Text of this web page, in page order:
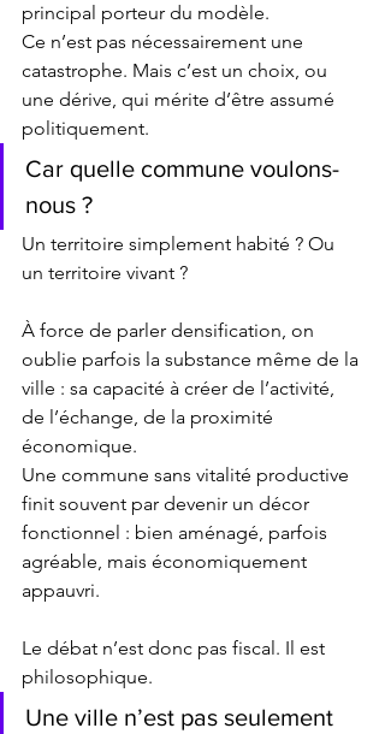
principal porteur du modèle.
Ce n’est pas nécessairement une
catastrophe. Mais c’est un choix, ou
une dérive, qui mérite d’être assumé
politiquement.
Car quelle commune voulons-
nous ?
Un territoire simplement habité ? Ou
un territoire vivant ?
À force de parler densification, on
oublie parfois la substance même de la
ville : sa capacité à créer de l’activité,
de l’échange, de la proximité
économique.
Une commune sans vitalité productive
finit souvent par devenir un décor
fonctionnel : bien aménagé, parfois
agréable, mais économiquement
appauvri.
Le débat n’est donc pas fiscal. Il est
philosophique.
Une ville n’est pas seulement